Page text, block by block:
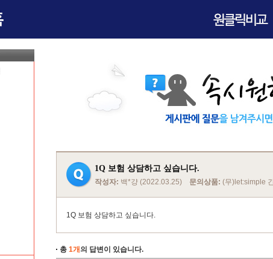
1Q 보험 상담하고 싶습니다.
작성자: 백*걍 (2022.03.25) 문의상품: (무)let:simple
1Q 보험 상담하고 싶습니다.
총 1개의 답변이 있습니다.